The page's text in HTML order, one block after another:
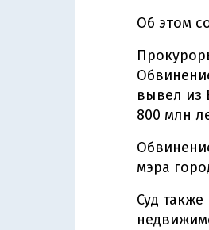
Об этом
вывел из
800 млн
мэра
Суд